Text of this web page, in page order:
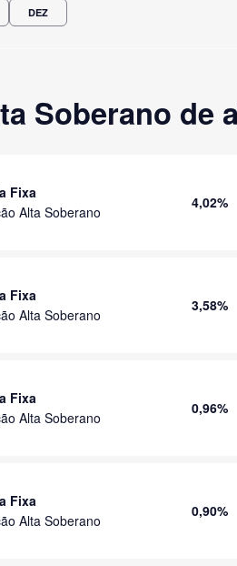
DEZ
Soberano de
Fixa
Alta Soberano
4,02%
Fixa
Alta Soberano
3,58%
Fixa
Alta Soberano
0,96%
Fixa
Alta Soberano
0,90%